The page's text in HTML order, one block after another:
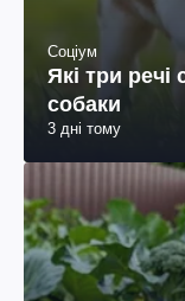
Соціум
Які три
собаки
3 дні тому